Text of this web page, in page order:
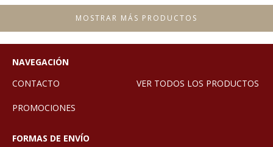
MOSTRAR MÁS PRODUCTOS
NAVEGACIÓN
CONTACTO
VER TODOS LOS PRODUCTOS
PROMOCIONES
FORMAS DE ENVÍO